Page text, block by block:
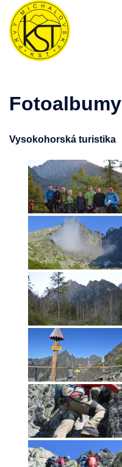
Preskočiť
obsah
Fotoalbumy
Vysokohorská turistika